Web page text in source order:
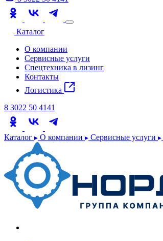
Каталог
О компании
Сервисные услуги
Спецтехника в лизинг
Контакты
Логистика
8 3022 50 4141
Каталог О компании Сервисные услуги